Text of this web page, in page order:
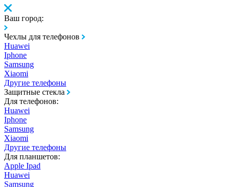
Ваш город:
Чехлы для телефонов
Huawei
Iphone
Samsung
Xiaomi
Другие телефоны
Защитные стекла
Для телефонов:
Huawei
Iphone
Samsung
Xiaomi
Другие телефоны
Для планшетов:
Apple Ipad
Huawei
Samsung